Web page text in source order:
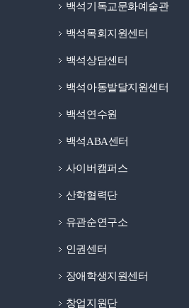
백석기독교문화예술관
백석목회지원센터
백석상담센터
백석아동발달지원센터
백석연수원
백석ABA센터
사이버캠퍼스
산학협력단
유관순연구소
인권센터
장애학생지원센터
창업지원단